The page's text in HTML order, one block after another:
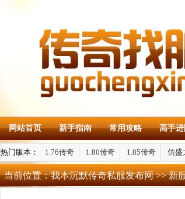
网站首页 新手指南 常用攻略 高手
热门版本： 1.76传奇 1.80传奇 1.85传奇 仿盛
当前位置：我本沉默传奇私服发布网>>新